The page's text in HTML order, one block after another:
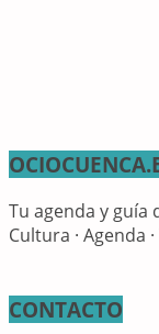
Tu agenda y guía
Cultura · Agenda
CONTACTO